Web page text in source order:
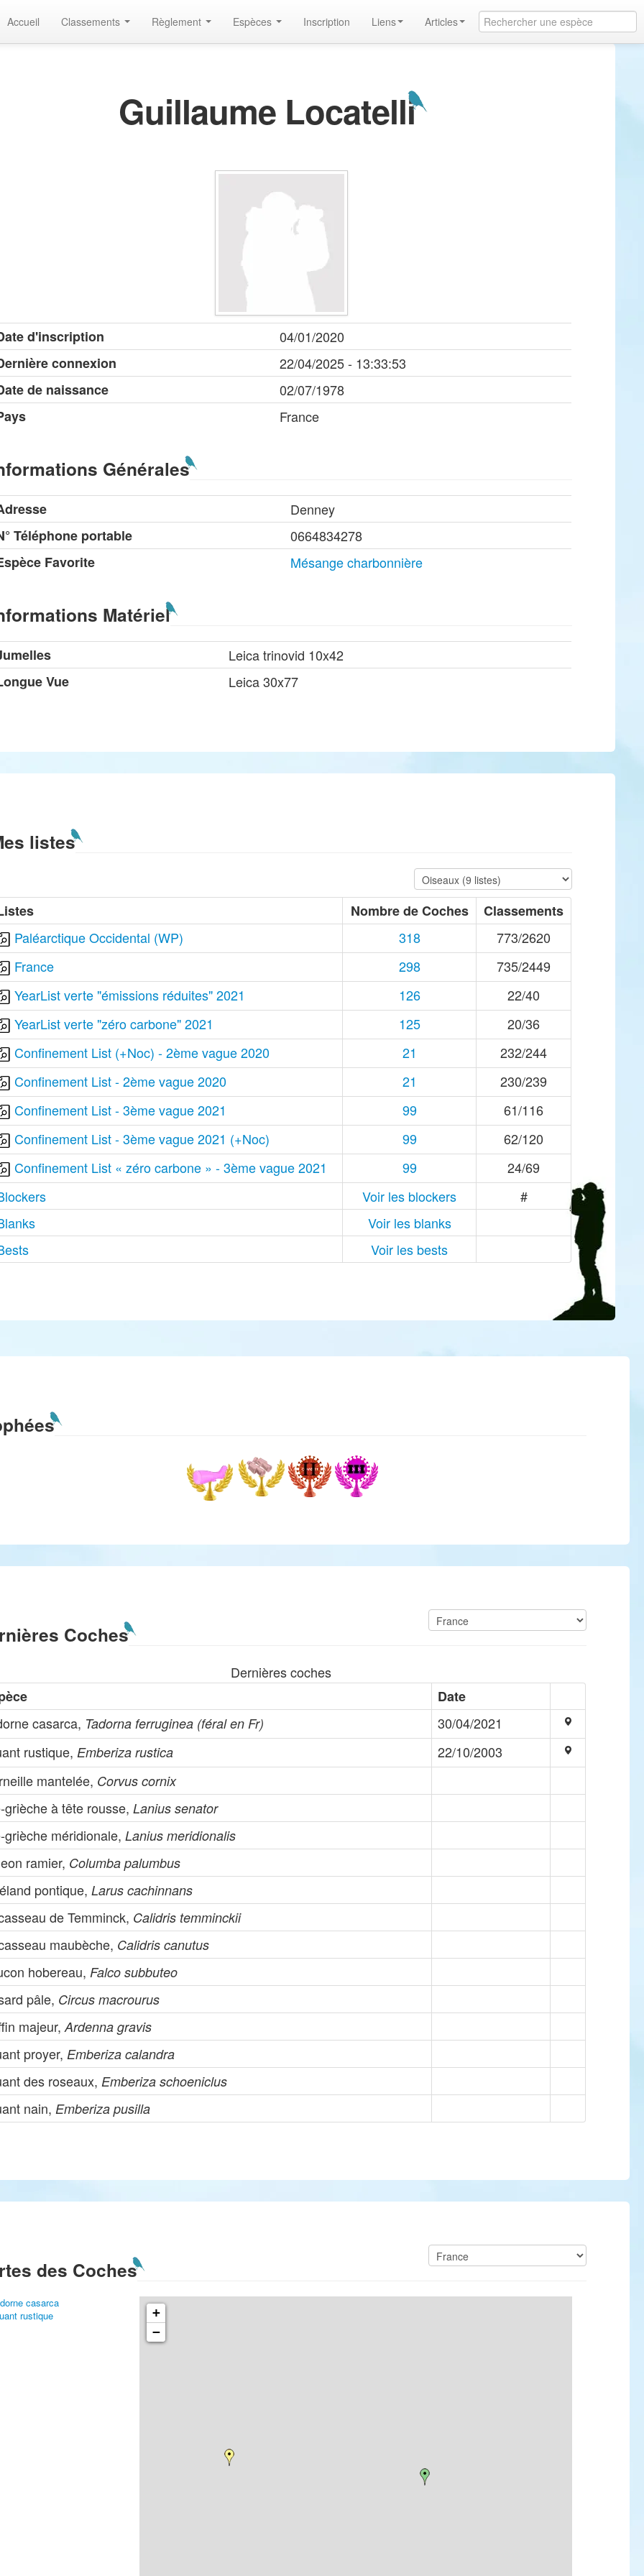
Accueil Classements Règlement Espèces Inscription Liens Articles
Guillaume Locatelli
d'inscription
04/01/2020
connexion
22/04/2025 - 13:33:53
de naissance
02/07/1978
France
Générales
Denney
Téléphone portable
0664834278
Favorite
Mésange charbonnière
Matériel
Leica trinovid 10x42
Vue
Leica 30x77
listes
Nombre de Coches
Classements
Paléarctique Occidental (WP)
318
773/2620
France
298
735/2449
YearList verte "émissions réduites" 2021
126
22/40
YearList verte "zéro carbone" 2021
125
20/36
Confinement List (+Noc) - 2ème vague 2020
21
232/244
Confinement List - 2ème vague 2020
21
230/239
Confinement List - 3ème vague 2021
99
61/116
Confinement List - 3ème vague 2021 (+Noc)
99
62/120
Confinement List « zéro carbone » - 3ème vague 2021
99
24/69
Voir les blockers
#
Voir les blanks
Voir les bests
Coches
Dernières coches
Date
casarca, Tadorna ferruginea (féral en Fr)
30/04/2021
rustique, Emberiza rustica
22/10/2003
mantelée, Corvus cornix
grièche à tête rousse,Lanius senator
grièche méridionale,Lanius meridionalis
ramier, Columba palumbus
pontique,Larus cachinnans
de Temminck, Calidris temminckii
maubèche, Calidris canutus
hobereau, Falco subbuteo
pâle, Circus macrourus
majeur,Ardenna gravis
proyer, Emberiza calandra
des roseaux, Emberiza schoeniclus
nain, Emberiza pusilla
des Coches
casarca
rustique
+
−